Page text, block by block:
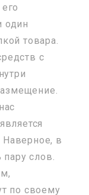
один
товара.
с
Наверное, в
слов.
по своему